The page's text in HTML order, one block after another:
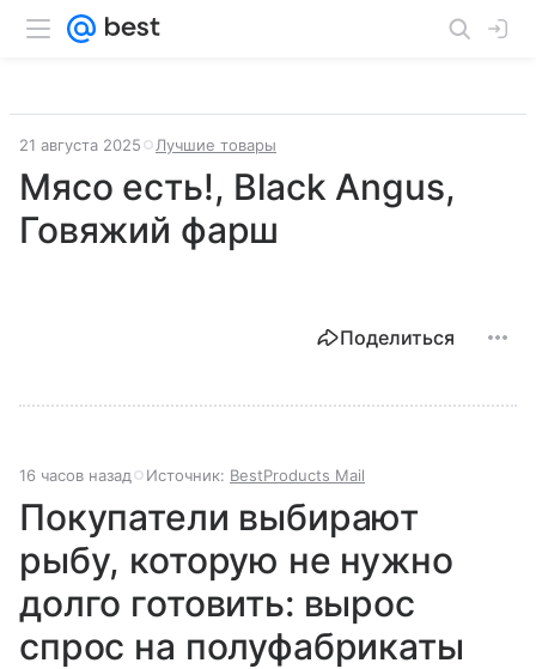
21 августа 2025 Лучшие товары
Мясо есть!, Black Angus,
Говяжий фарш
Поделиться
16 часов назад Источник: BestProducts Mail
Покупатели выбирают
рыбу, которую не нужно
долго готовить: вырос
спрос на полуфабрикаты